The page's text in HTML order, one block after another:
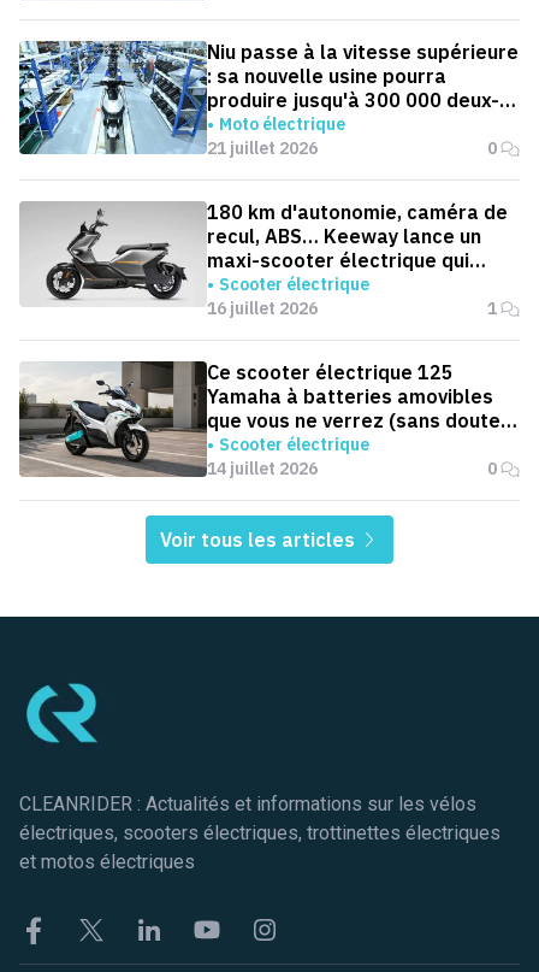
Niu passe à la vitesse supérieure
: sa nouvelle usine pourra
produire jusqu'à 300 000 deux-
roues électriques par an
Moto électrique
21 juillet 2026
0
180 km d'autonomie, caméra de
recul, ABS… Keeway lance un
maxi-scooter électrique qui
défie le BMW CE 04
Scooter électrique
16 juillet 2026
1
Ce scooter électrique 125
Yamaha à batteries amovibles
que vous ne verrez (sans doute)
jamais en Europe
Scooter électrique
14 juillet 2026
0
Voir tous les articles
CLEANRIDER : Actualités et informations sur les vélos
électriques, scooters électriques, trottinettes électriques
et motos électriques
FacebookTwitter LinkekinYoutubeInstagram